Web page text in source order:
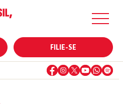
FILIE-SE